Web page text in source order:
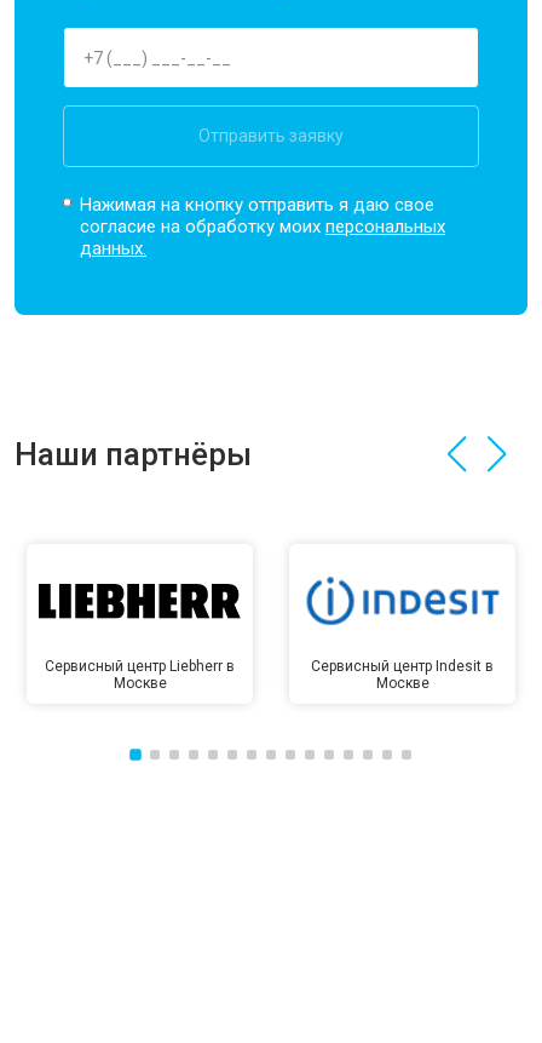
Отправить заявку
Нажимая на кнопку отправить я даю свое
согласие на обработку моихперсональных
данных.
Наши партнёры
Сервисный центр Liebherr в
Москве
Сервисный центр Indesit в
Москве